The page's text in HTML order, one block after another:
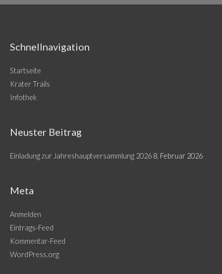
Schnellnavigation
Startseite
Krater Trails
Infothek
Neuster Beitrag
Einladung zur Jahreshauptversammlung 2026 8. Februar 2026
Meta
Anmelden
Eintrags-Feed
Kommentar-Feed
WordPress.org